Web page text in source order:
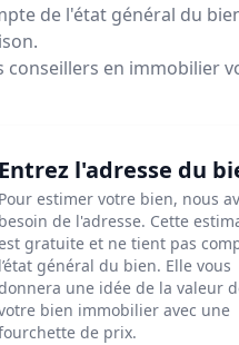
de l'état général du
conseillers en immobilier
Entrez l'adresse du
Pour estimer votre bien, nous
besoin de l'adresse. Cette
gratuite et ne tient pas
l’état général du bien. Elle vous
une idée de la valeur
bien immobilier avec une
de prix.